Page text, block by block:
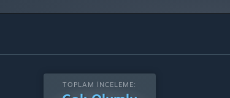
TOPLAM İNCELEME: